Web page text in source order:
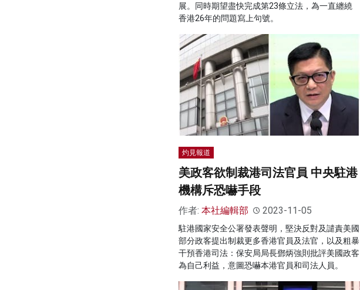
展。同時期望盡快完成第23條立法，為一直纏繞
香港26年的問題寫上句號。
灼見報道
美政客欲制裁港司法官員 中央駐港
機構斥恐嚇手段
作者: 本社編輯部 2023-11-05
駐港國家安全公署發表聲明，堅決反對及譴責美國
部分政客提出制裁更多香港官員及法官，以及粗暴
干預香港司法：保安局局長鄧炳強則批評美國政客
為自己利益，意圖恐嚇本港官員和司法人員。